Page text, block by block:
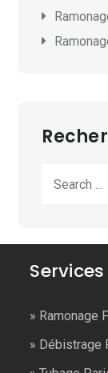
for:
Services
» Ramonage
» Débistrage